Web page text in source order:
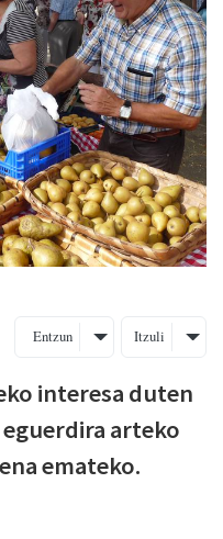
Entzun Itzuli
interesa duten
arteko
emateko.